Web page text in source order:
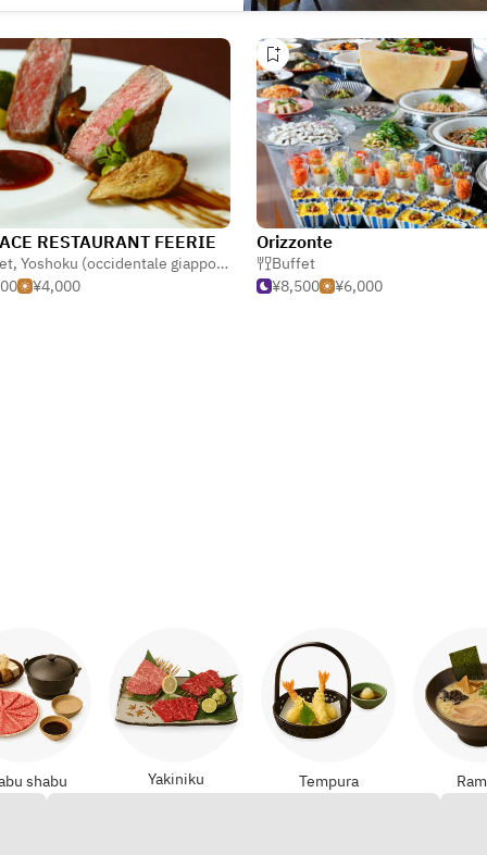
RESTAURANT FEERIE
, Yoshoku (occidentale giapponese)
¥4,000
Orizzonte
Buffet
¥8,500
¥6,000
shabu Yakiniku Tempura